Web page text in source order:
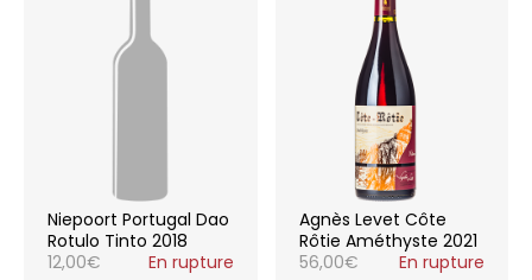
Niepoort Portugal Dao
Rotulo Tinto 2018
12,00€ En rupture
Agnès Levet Côte
Rôtie Améthyste 2021
56,00€ En rupture